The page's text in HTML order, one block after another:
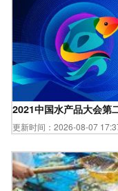
2021中国水产品大会第
更新时间：2026-08-07